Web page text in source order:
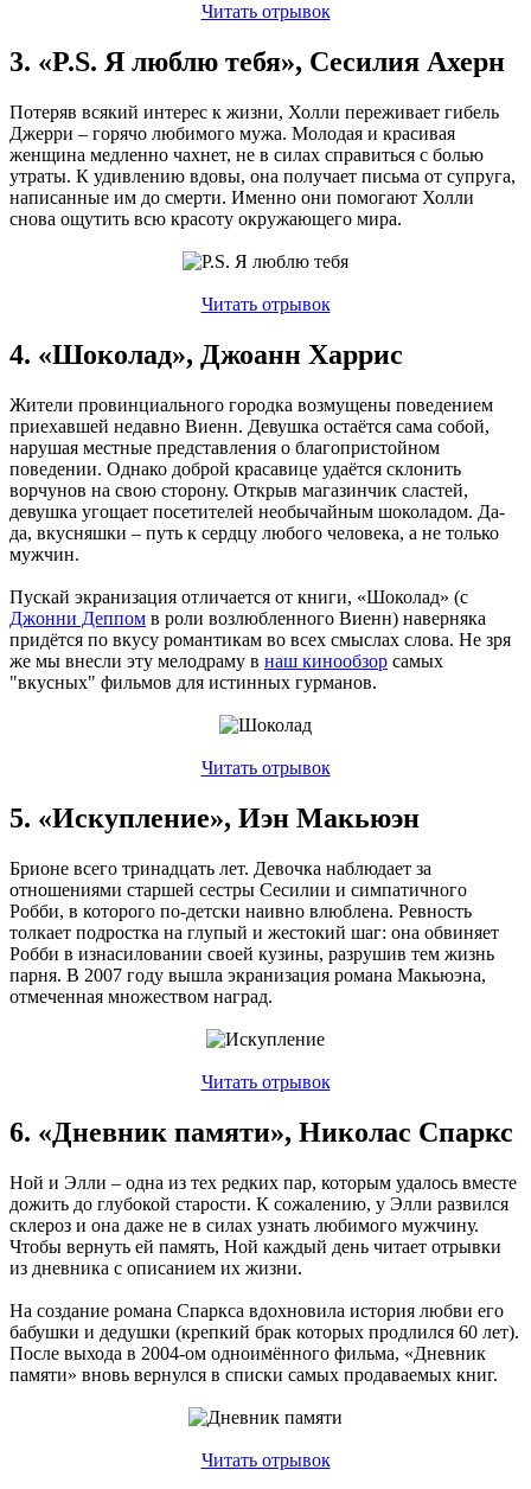
Читать отрывок
3. «P.S. Я люблю тебя», Сесилия Ахерн
Потеряв всякий интерес к жизни, Холли переживает гибель
Джерри – горячо любимого мужа. Молодая и красивая
женщина медленно чахнет, не в силах справиться с болью
утраты. К удивлению вдовы, она получает письма от супруга,
написанные им до смерти. Именно они помогают Холли
снова ощутить всю красоту окружающего мира.
Читать отрывок
4. «Шоколад», Джоанн Харрис
Жители провинциального городка возмущены поведением
приехавшей недавно Виенн. Девушка остаётся сама собой,
нарушая местные представления о благопристойном
поведении. Однако доброй красавице удаётся склонить
ворчунов на свою сторону. Открыв магазинчик сластей,
девушка угощает посетителей необычайным шоколадом. Да-
да, вкусняшки – путь к сердцу любого человека, а не только
мужчин.
Пускай экранизация отличается от книги, «Шоколад» (с
Джонни Деппом в роли возлюбленного Виенн) наверняка
придётся по вкусу романтикам во всех смыслах слова. Не зря
же мы внесли эту мелодраму в наш кинообзор самых
"вкусных" фильмов для истинных гурманов.
Читать отрывок
5. «Искупление», Иэн Макьюэн
Брионе всего тринадцать лет. Девочка наблюдает за
отношениями старшей сестры Сесилии и симпатичного
Робби, в которого по-детски наивно влюблена. Ревность
толкает подростка на глупый и жестокий шаг: она обвиняет
Робби в изнасиловании своей кузины, разрушив тем жизнь
парня. В 2007 году вышла экранизация романа Макьюэна,
отмеченная множеством наград.
Читать отрывок
6. «Дневник памяти», Николас Спаркс
Ной и Элли – одна из тех редких пар, которым удалось вместе
дожить до глубокой старости. К сожалению, у Элли развился
склероз и она даже не в силах узнать любимого мужчину.
Чтобы вернуть ей память, Ной каждый день читает отрывки
из дневника с описанием их жизни.
На создание романа Спаркса вдохновила история любви его
бабушки и дедушки (крепкий брак которых продлился 60 лет).
После выхода в 2004-ом одноимённого фильма, «Дневник
памяти» вновь вернулся в списки самых продаваемых книг.
Читать отрывок